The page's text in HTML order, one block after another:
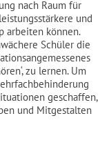
nach Raum für
und
arbeiten können.
Schüler die
zu lernen. Um
geschaffen,
und Mitgestalten